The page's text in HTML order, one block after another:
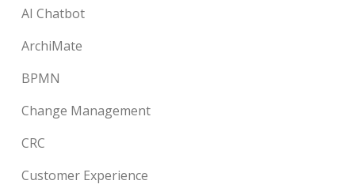
AI Chatbot
ArchiMate
BPMN
Change Management
CRC
Customer Experience